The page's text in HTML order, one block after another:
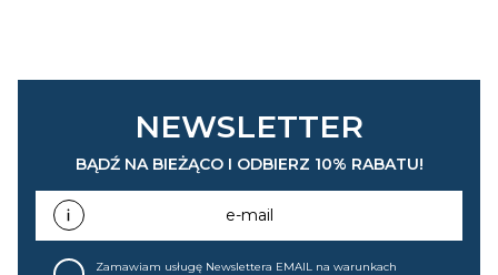
NEWSLETTER
BĄDŹ NA BIEŻĄCO I ODBIERZ 10% RABATU!
e-mail
Zamawiam usługę Newslettera EMAIL na warunkach